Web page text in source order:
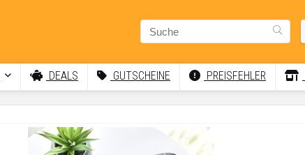
DEALS GUTSCHEINE PREISFEHLER